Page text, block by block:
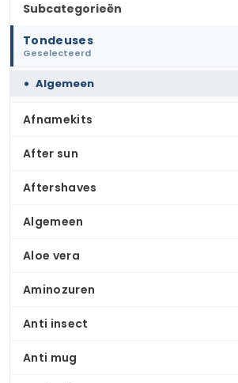
Subcategorieën
Tondeuses
Geselecteerd
Algemeen
Afnamekits
After sun
Aftershaves
Algemeen
Aloe vera
Aminozuren
Anti insect
Anti mug